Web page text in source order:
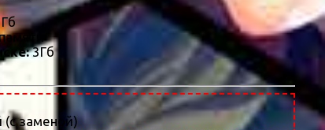
3Гб
(с заменой)